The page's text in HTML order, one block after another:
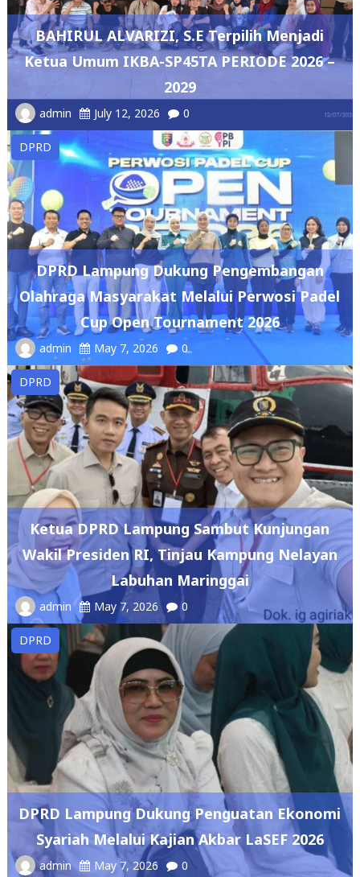
BAHIRUL ALVARIZI, S.E Terpilih Menjadi
Ketua Umum IKBA-SP45TA PERIODE 2026 –
2029
July 12, 2026 0
DPRD
DPRD Lampung Dukung Pengembangan
Olahraga Masyarakat Melalui Perwosi Padel
Cup Open Tournament 2026
admin May 7, 2026 0
DPRD
Ketua DPRD Lampung Sambut Kunjungan
Wakil Presiden RI, Tinjau Kampung Nelayan
Labuhan Maringgai
admin May 7, 2026 0
DPRD
DPRD Lampung Dukung Penguatan Ekonomi
Syariah Melalui Kajian Akbar LaSEF 2026
admin May 7, 2026 0